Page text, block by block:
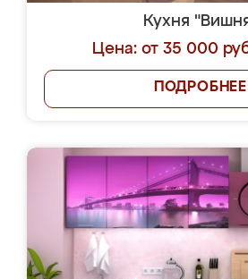
Кухня
Цена: от 35 000
ПОДРОБНЕЕ